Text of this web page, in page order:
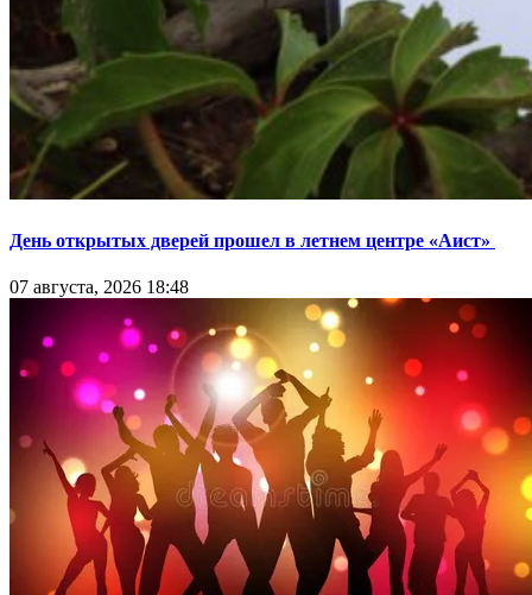
День открытых дверей прошел в летнем центре «Аист»
07 августа, 2026 18:48